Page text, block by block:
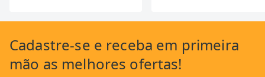
Cadastre-se e receba em primeira
mão as melhores ofertas!